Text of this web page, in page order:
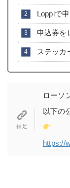
Loppiで
申込券を
ステッカ
ローソ
以下の
https://